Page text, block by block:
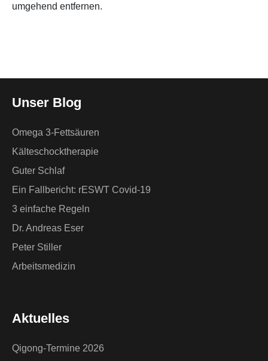
umgehend entfernen.
Unser Blog
Omega 3-Fettsäuren
Kälteschocktherapie
Guter Schlaf
Ein Fallbericht: rESWT Covid-19
3 einfache Regeln
Dr. Andreas Eser
Peter Stiller
Arbeitsmedizin
Aktuelles
Qigong-Termine 2026